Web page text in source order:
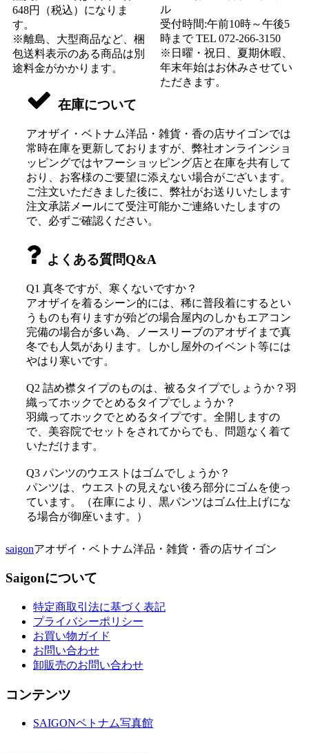
648円（税込）になりま
す。
※離島、大型商品など、梱
包送料表示のある商品は別
途料金がかかります。
ル
受付時間:午前10時～午後5
時まで TEL 072-266-3150
※日曜・祝日、夏期休暇、
年末年始はお休みさせてい
ただきます。
在庫について
アオザイ・ベトナム洋品・雑貨・香の店サイゴンでは
常時在庫を更新しておりますが、弊社オンラインショ
ッピングではヤフーショッピング店と在庫を共有して
おり、お客様のご要望に添えない場合がございます。
ご注文いただきました後に、弊社がお送りいたします
注文承諾メールにて受注可能かご連絡いたしますの
で、必ずご確認ください。
よくある質問Q&A
Q1 真冬ですが、寒くないですか？
アオザイを着るシーン的には、稀に普段着にするとい
うものも有りますが殆どの場合屋内のしかもエアコン
完備の場合が多い為、ノースリーブのアオザイまで真
冬でも人気があります。しかし屋外のイベント等には
やはり寒いです。
Q2 詰め襟タイプのものは、被るタイプでしょうか？羽
織ってホックでとめるタイプでしょうか？
羽織ってホックでとめるタイプです。全開しますの
で、美容院でセットをされてからでも、問題なく着て
いただけます。
Q3 パンツのウエストはゴムでしょうか？
パンツは、ウエストの見えない後ろ部分にゴムを使っ
ています。（在庫により、黒パンツはゴム仕上げにな
る場合が御座います。）
saigonアオザイ・ベトナム洋品・雑貨・香の店サイゴン
Saigonについて
特定商取引法に基づく表記
プライバシーポリシー
お買い物ガイド
お問い合わせ
卸販売のお問い合わせ
コンテンツ
SAIGONベトナム写真館